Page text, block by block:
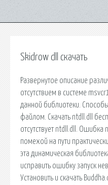
Skidrow dll скачать
Развернутое описание
отсутствием в системе
данной библиотеки.
файлом. Скачать ntdll.dll
отсутствует ntdll.dll. Ошибка
помехой на пути
эта динамическая
исправить ошибку запуск
Установить и скачать